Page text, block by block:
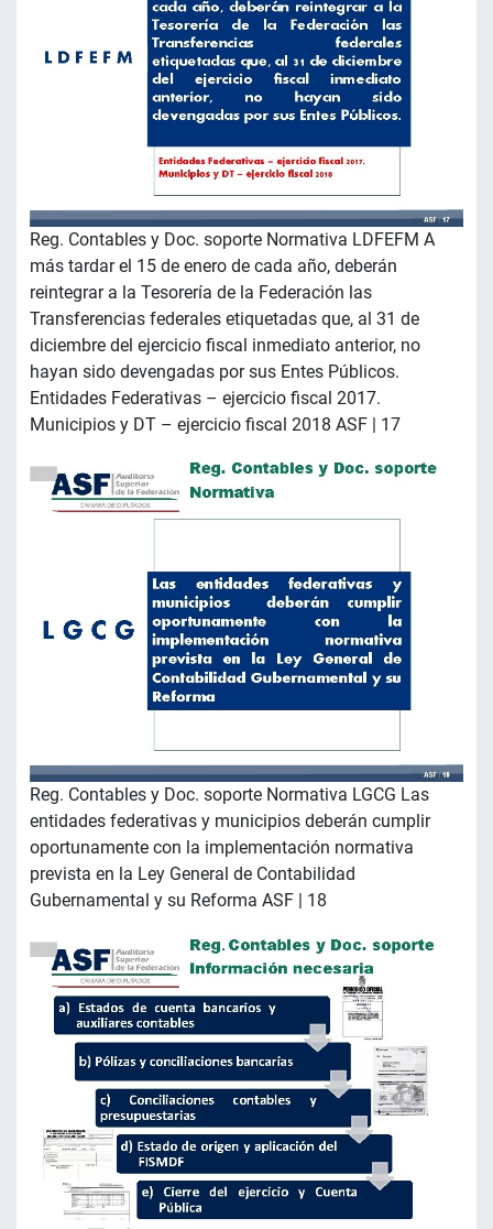
Reg. Contables y Doc. soporte Normativa LDFEFM A
más tardar el 15 de enero de cada año, deberán
reintegrar a la Tesorería de la Federación las
Transferencias federales etiquetadas que, al 31 de
diciembre del ejercicio fiscal inmediato anterior, no
hayan sido devengadas por sus Entes Públicos.
Entidades Federativas – ejercicio fiscal 2017.
Municipios y DT – ejercicio fiscal 2018 ASF | 17
Reg. Contables y Doc. soporte Normativa LGCG Las
entidades federativas y municipios deberán cumplir
oportunamente con la implementación normativa
prevista en la Ley General de Contabilidad
Gubernamental y su Reforma ASF | 18